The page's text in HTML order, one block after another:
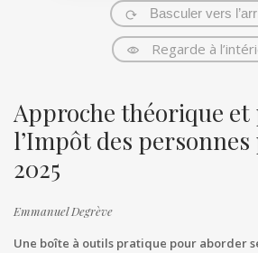
Basculer vers
Regarde à
Approche théorique
l’Impôt des personnes
2025
Emmanuel Degrève
Une boîte à outils pratique pour aborder